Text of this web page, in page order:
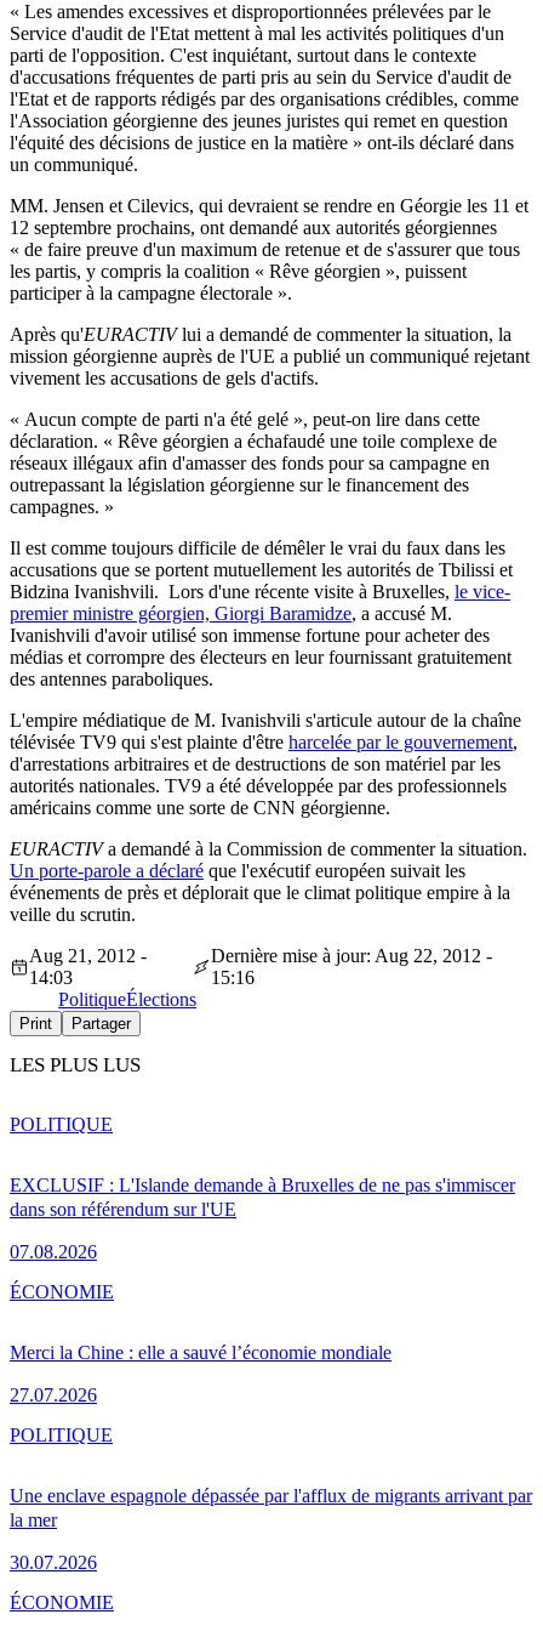
« Les amendes excessives et disproportionnées prélevées par le
Service d'audit de l'Etat mettent à mal les activités politiques d'un
parti de l'opposition. C'est inquiétant, surtout dans le contexte
d'accusations fréquentes de parti pris au sein du Service d'audit de
l'Etat et de rapports rédigés par des organisations crédibles, comme
l'Association géorgienne des jeunes juristes qui remet en question
l'équité des décisions de justice en la matière » ont-ils déclaré dans
un communiqué.
MM. Jensen et Cilevics, qui devraient se rendre en Géorgie les 11 et
12 septembre prochains, ont demandé aux autorités géorgiennes
« de faire preuve d'un maximum de retenue et de s'assurer que tous
les partis, y compris la coalition « Rêve géorgien », puissent
participer à la campagne électorale ».
Après qu'EURACTIV lui a demandé de commenter la situation, la
mission géorgienne auprès de l'UE a publié un communiqué rejetant
vivement les accusations de gels d'actifs.
« Aucun compte de parti n'a été gelé », peut-on lire dans cette
déclaration. « Rêve géorgien a échafaudé une toile complexe de
réseaux illégaux afin d'amasser des fonds pour sa campagne en
outrepassant la législation géorgienne sur le financement des
campagnes. »
Il est comme toujours difficile de démêler le vrai du faux dans les
accusations que se portent mutuellement les autorités de Tbilissi et
Bidzina Ivanishvili. Lors d'une récente visite à Bruxelles, le vice-
premier ministre géorgien, Giorgi Baramidze, a accusé M.
Ivanishvili d'avoir utilisé son immense fortune pour acheter des
médias et corrompre des électeurs en leur fournissant gratuitement
des antennes paraboliques.
L'empire médiatique de M. Ivanishvili s'articule autour de la chaîne
télévisée TV9 qui s'est plainte d'être harcelée par le gouvernement,
d'arrestations arbitraires et de destructions de son matériel par les
autorités nationales. TV9 a été développée par des professionnels
américains comme une sorte de CNN géorgienne.
EURACTIVa demandé à la Commission de commenter la situation.
Un porte-parole a déclaré que l'exécutif européen suivait les
événements de près et déplorait que le climat politique empire à la
veille du scrutin.
Aug 21, 2012 -
14:03
Dernière mise à jour: Aug 22, 2012 -
15:16
PolitiqueÉlections
Print Partager
LES PLUS LUS
EXCLUSIF : L'Islande demande à Bruxelles de ne pas s'immiscer
dans son référendum sur l'UE
07.08.2026
POLITIQUE
Merci la Chine : elle a sauvé l’économie mondiale
27.07.2026
ÉCONOMIE
Une enclave espagnole dépassée par l'afflux de migrants arrivant par
la mer
30.07.2026
POLITIQUE
ÉCONOMIE